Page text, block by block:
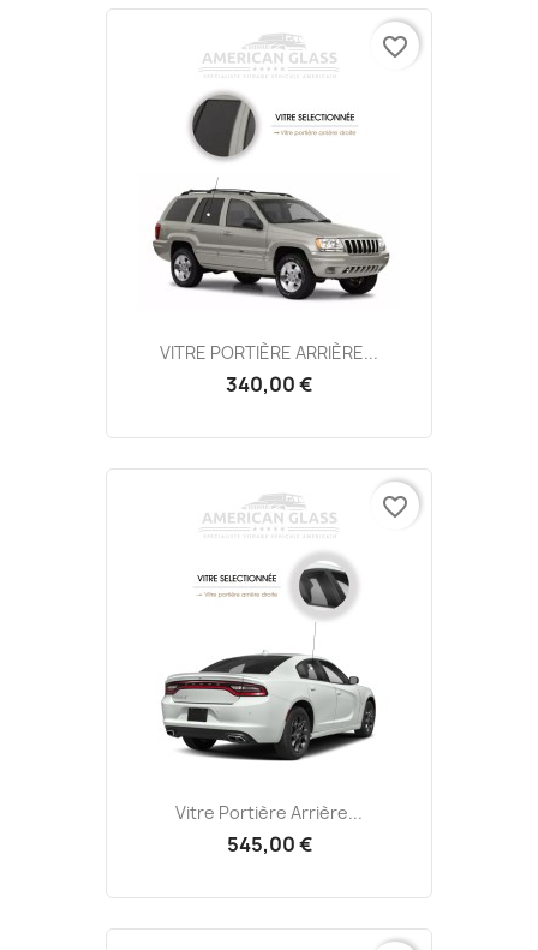
VITRE PORTIÈRE ARRIÈRE...
340,00 €
favorite_border
Vitre Portière Arrière...
545,00 €
favorite_border